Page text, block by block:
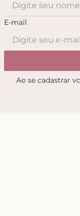
E-mail
Ao se cadastrar